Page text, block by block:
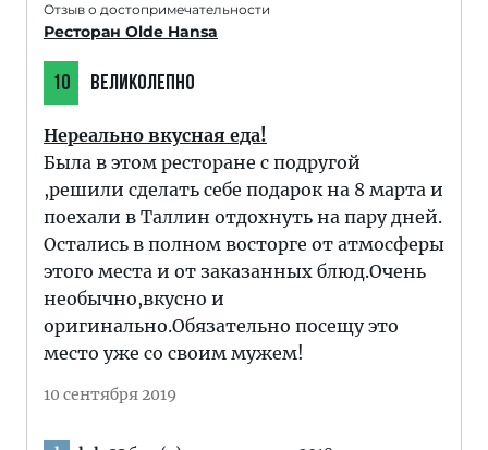
Отзыв о достопримечательности
Ресторан Olde Hansa
10 ВЕЛИКОЛЕПНО
Нереально вкусная еда!
Была в этом ресторане с подругой
,решили сделать себе подарок на 8 марта и
поехали в Таллин отдохнуть на пару дней.
Остались в полном восторге от атмосферы
этого места и от заказанных блюд.Очень
необычно,вкусно и
оригинально.Обязательно посещу это
место уже со своим мужем!
10 сентября 2019